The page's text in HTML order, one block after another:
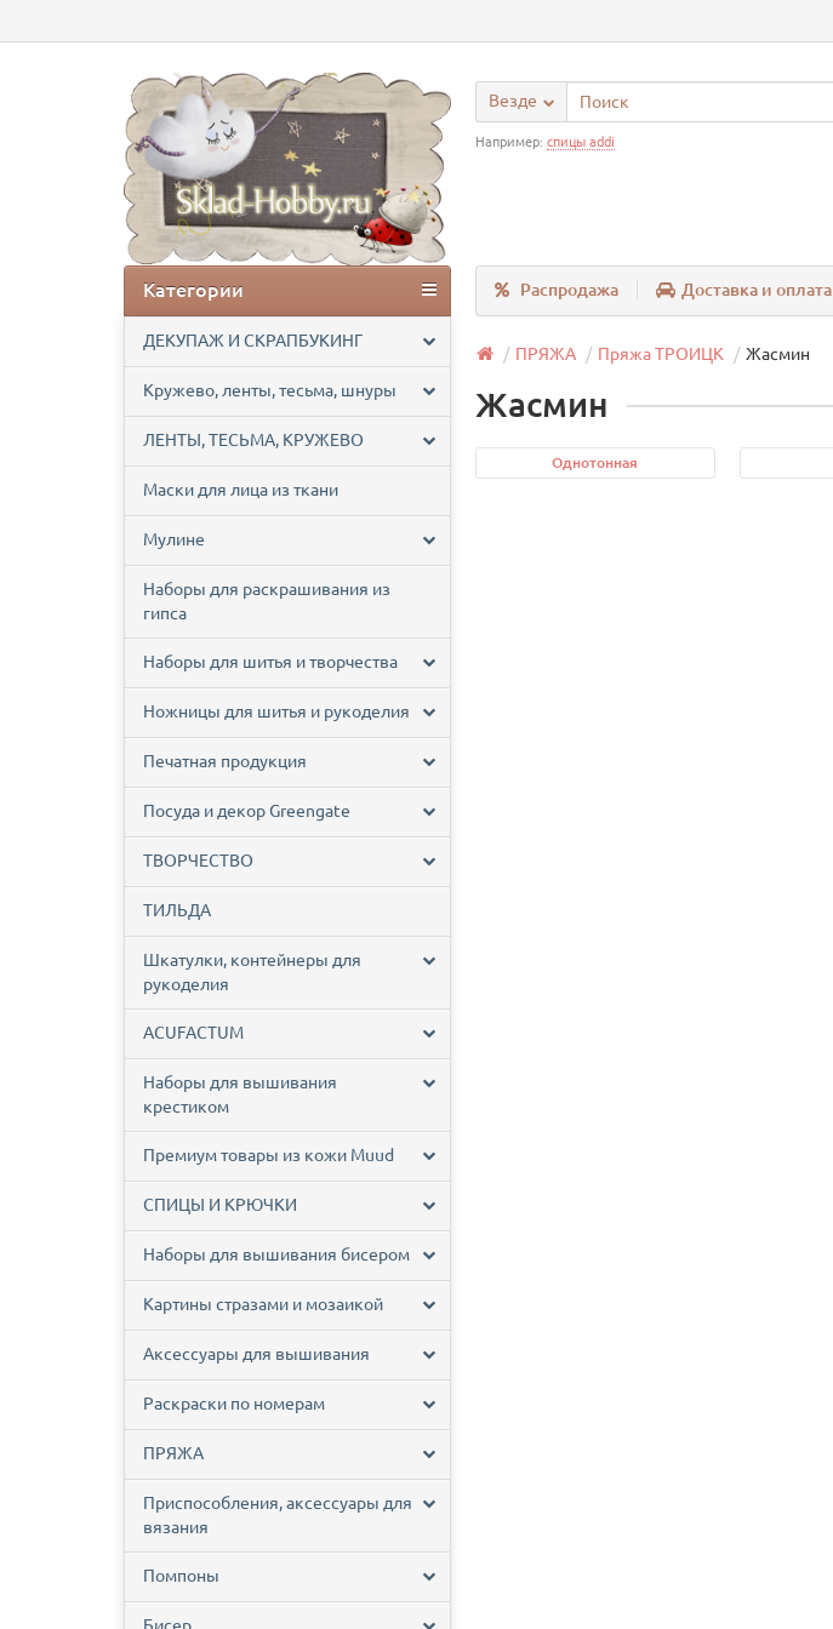
Везде
Например: спицы addi
Распродажа Доставка и оплата
Категории
ДЕКУПАЖ И СКРАПБУКИНГ
Кружево, ленты, тесьма, шнуры
ЛЕНТЫ, ТЕСЬМА, КРУЖЕВО
Маски для лица из ткани
Мулине
Наборы для раскрашивания из
гипса
Наборы для шитья и творчества
Ножницы для шитья и рукоделия
Печатная продукция
Посуда и декор Greengate
ТВОРЧЕСТВО
ТИЛЬДА
Шкатулки, контейнеры для
рукоделия
ACUFACTUM
Наборы для вышивания
крестиком
Премиум товары из кожи Muud
СПИЦЫ И КРЮЧКИ
Наборы для вышивания бисером
Картины стразами и мозаикой
Аксессуары для вышивания
Раскраски по номерам
ПРЯЖА
Приспособления, аксессуары для
вязания
Помпоны
ПРЯЖА Пряжа ТРОИЦК Жасмин
Жасмин
Однотонная